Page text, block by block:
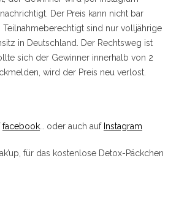
Der Preis kann nicht bar
Teilnahmeberechtigt sind nur volljährige
in Deutschland. Der Rechtsweg ist
sich der Gewinner innerhalb von 2
wird der Preis neu verlost.
facebook … oder auch auf Instagram
für das kostenlose Detox-Päckchen